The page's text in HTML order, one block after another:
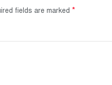
fields are marked *